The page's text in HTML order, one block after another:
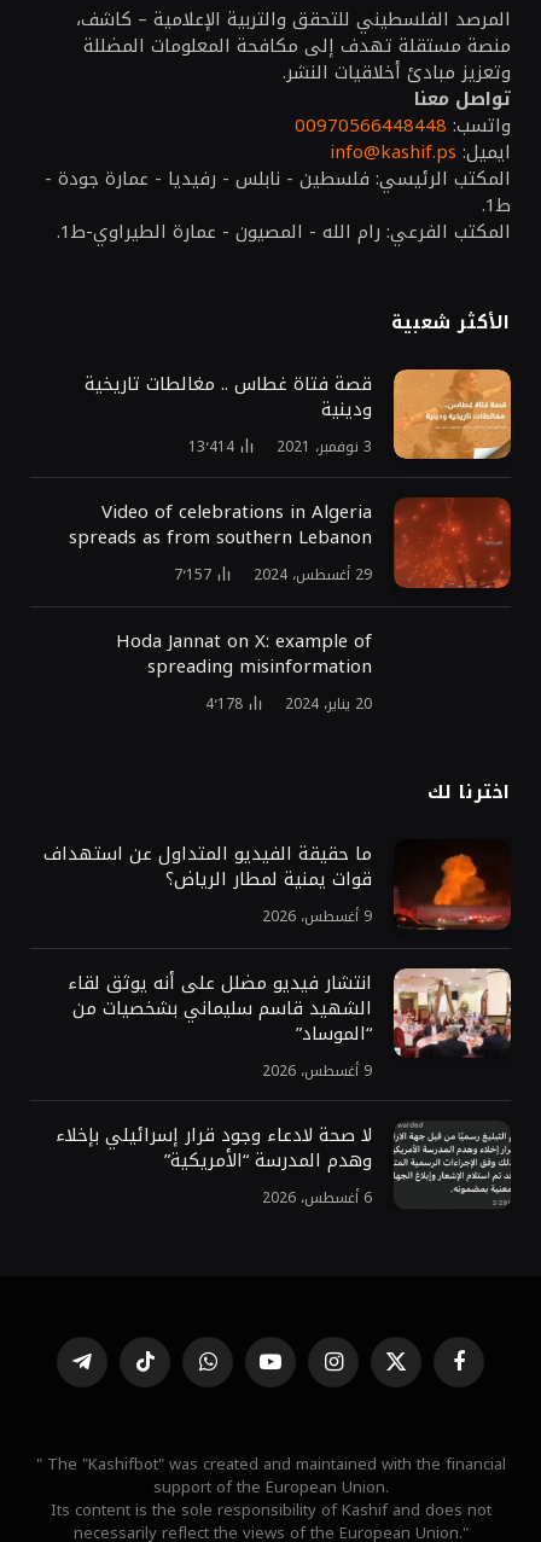
المرصد الفلسطيني للتحقق والتربية الإعلامية – كاشف،
منصة مستقلة تهدف إلى مكافحة المعلومات المضللة
وتعزيز مبادئ أخلاقيات النشر.
تواصل معنا
واتسب: 00970566448448
ايميل: info@kashif.ps
المكتب الرئيسي: فلسطين - نابلس - رفيديا - عمارة جودة -
ط1.
المكتب الفرعي: رام الله - المصيون - عمارة الطيراوي-ط1.
الأكثر شعبية
قصة فتاة غطاس .. مغالطات تاريخية
ودينية
3 نوفمبر، 2021 13٬414
Video of celebrations in Algeria
spreads as from southern Lebanon
29 أغسطس، 2024 7٬157
Hoda Jannat on X: example of
spreading misinformation
20 يناير، 2024 4٬178
اخترنا لك
ما حقيقة الفيديو المتداول عن استهداف
قوات يمنية لمطار الرياض؟
9 أغسطس، 2026
انتشار فيديو مضلل على أنه يوثق لقاء
الشهيد قاسم سليماني بشخصيات من
“الموساد”
9 أغسطس، 2026
لا صحة لادعاء وجود قرار إسرائيلي بإخلاء
وهدم المدرسة “الأمريكية”
6 أغسطس، 2026
فيسبوك X
(Twitter)
الانستغراميوتيوب واتساب تيكتوك تيلقرام
" The "Kashifbot" was created and maintained with the financial
support of the European Union.
Its content is the sole responsibility of Kashif and does not
necessarily reflect the views of the European Union."